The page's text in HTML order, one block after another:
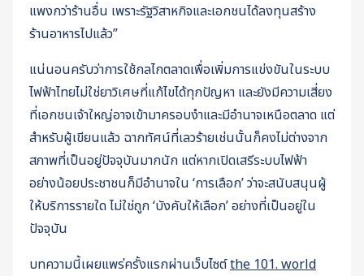
แพงกว่าร้านอื่น เพราะรัฐวิสาหกิจและเอกชนได้ลงทุนสร้าง
ร้านอาหารไปแล้ว”
แน่นอนครับว่าการใช้กลไกตลาดเพื่อเพิ่มการแข่งขันในระบบ
ไฟฟ้าไทยไม่ใช่ยาวิเศษที่แก้ไขได้ทุกปัญหา และยังมีความเสี่ยง
ที่เอกชนเจ้าใหญ่อาจเข้ามาครอบงำและมีอำนาจเหนือตลาด แต่
สำหรับผู้เขียนแล้ว ฉากทัศน์ที่เลวร้ายเช่นนั้นก็คงไม่ต่างจาก
สภาพที่เป็นอยู่ปัจจุบันมากนัก แต่หากเปิดเสรีระบบไฟฟ้า
อย่างน้อยประชาชนก็มีอำนาจใน ‘การเลือก’ ว่าจะสนับสนุนผู้
ให้บริการรายใด ไม่ใช่ถูก ‘บังคับให้เลือก’ อย่างที่เป็นอยู่ใน
ปัจจุบัน
บทความนี้เผยแพร่ครั้งแรกผ่านเว็บไซต์the 101. world